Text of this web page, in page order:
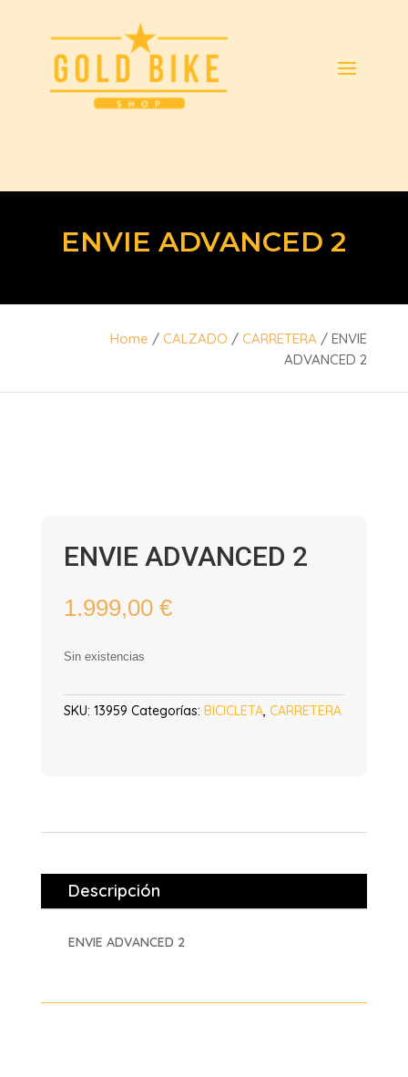
ENVIE ADVANCED 2
Home /CALZADO /CARRETERA / ENVIE
ADVANCED 2
ENVIE ADVANCED 2
1.999,00 €
Sin existencias
SKU: 13959 Categorías: BICICLETA, CARRETERA
Descripción
ENVIE ADVANCED 2